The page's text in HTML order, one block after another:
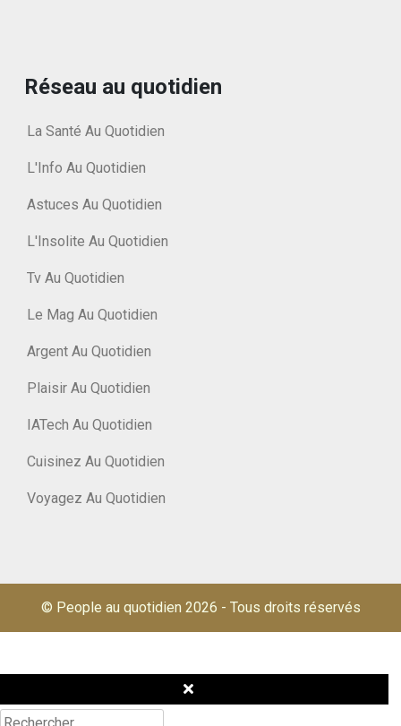
Réseau au quotidien
La Santé Au Quotidien
L'Info Au Quotidien
Astuces Au Quotidien
L'Insolite Au Quotidien
Tv Au Quotidien
Le Mag Au Quotidien
Argent Au Quotidien
Plaisir Au Quotidien
IATech Au Quotidien
Cuisinez Au Quotidien
Voyagez Au Quotidien
© People au quotidien 2026 - Tous droits réservés
Rechercher :